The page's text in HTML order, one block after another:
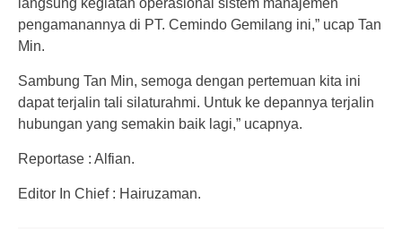
langsung kegiatan operasional sistem manajemen
pengamanannya di PT. Cemindo Gemilang ini,” ucap Tan
Min.
Sambung Tan Min, semoga dengan pertemuan kita ini
dapat terjalin tali silaturahmi. Untuk ke depannya terjalin
hubungan yang semakin baik lagi,” ucapnya.
Reportase : Alfian.
Editor In Chief : Hairuzaman.